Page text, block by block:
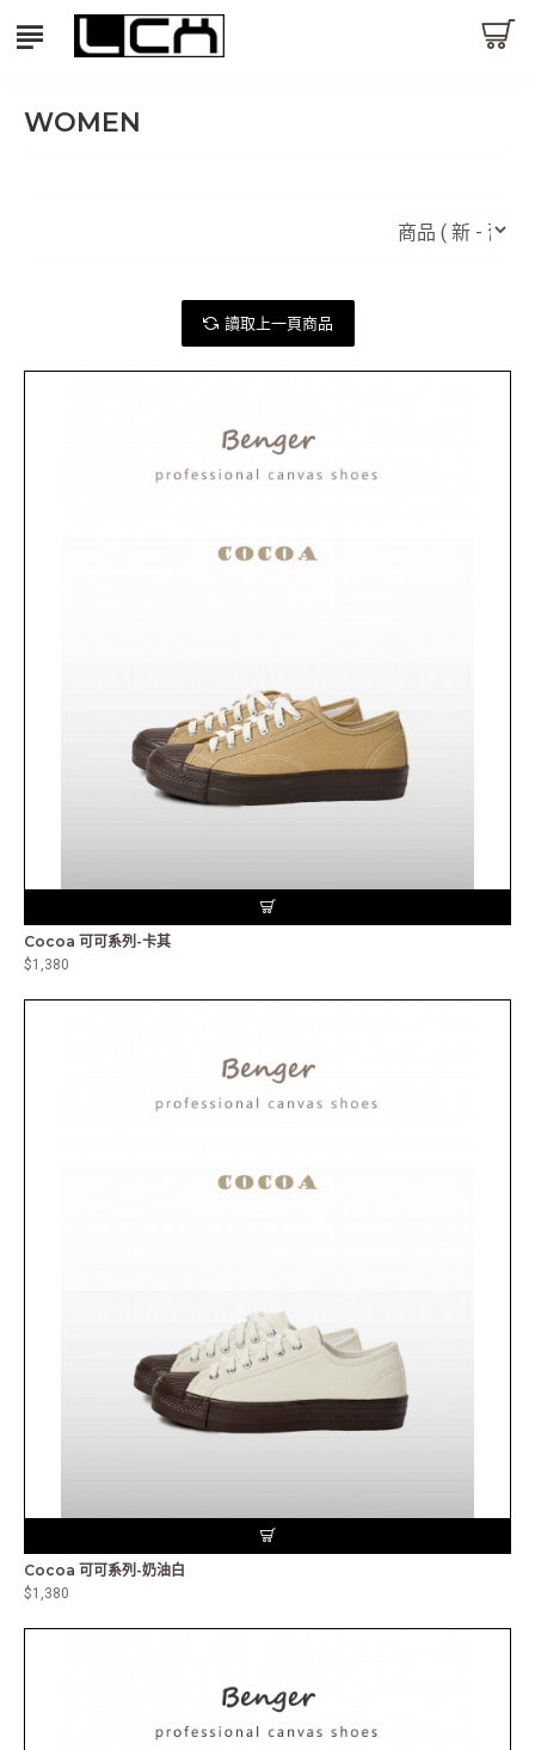
WOMEN
讀取上一頁商品
Cocoa 可可系列-卡其
$1,380
Cocoa 可可系列-奶油白
$1,380